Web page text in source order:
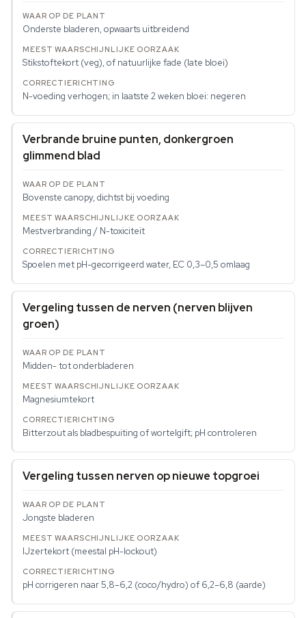
Onderste bladeren, opwaarts uitbreidend
Stikstoftekort (veg), of natuurlijke fade (late bloei)
N-voeding verhogen; in laatste 2 weken bloei: negeren
Verbrande bruine punten, donkergroen
glimmend blad
Bovenste canopy, dichtst bij voeding
Mestverbranding / N-toxiciteit
Spoelen met pH-gecorrigeerd water, EC 0,3–0,5 omlaag
Vergeling tussen de nerven (nerven blijven
groen)
Midden- tot onderbladeren
Magnesiumtekort
Bitterzout als bladbespuiting of wortelgift; pH controleren
Vergeling tussen nerven op nieuwe topgroei
Jongste bladeren
IJzertekort (meestal pH-lockout)
pH corrigeren naar 5,8–6,2 (coco/hydro) of 6,2–6,8 (aarde)